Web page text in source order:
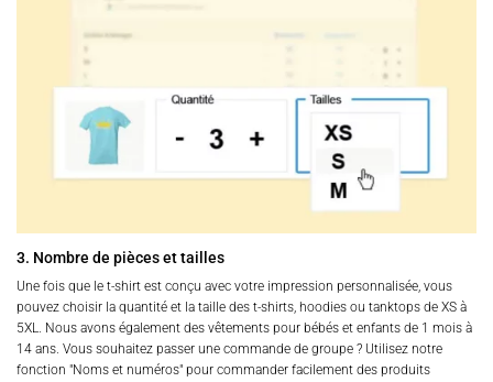
3. Nombre de pièces et tailles
Une fois que le t-shirt est conçu avec votre impression personnalisée, vous
pouvez choisir la quantité et la taille des t-shirts, hoodies ou tanktops de XS à
5XL. Nous avons également des vêtements pour bébés et enfants de 1 mois à
14 ans. Vous souhaitez passer une commande de groupe ? Utilisez notre
fonction "Noms et numéros" pour commander facilement des produits